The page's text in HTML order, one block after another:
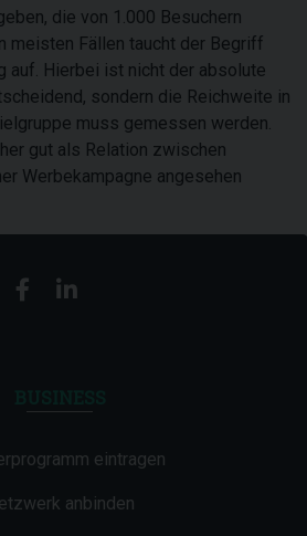
die von 1.000 Besuchern
meisten Fällen taucht der Begriff
auf. Hierbei ist nicht der absolute
sondern die Reichweite in
muss gemessen werden.
gut als Relation zwischen
Werbekampagne angesehen
eintragen
anbinden